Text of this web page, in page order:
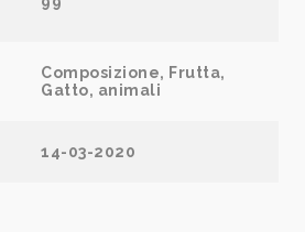
Composizione, Frutta,
Gatto, animali
14-03-2020